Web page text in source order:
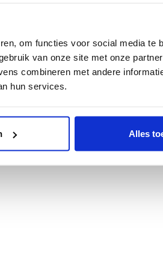
om functies voor social media te
van onze site met onze
combineren met andere
hun services.
Alles